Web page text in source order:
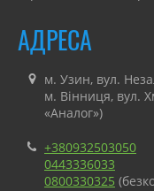
АДРЕСА
м. Узин, вул.
м. Вінниця, вул.
«Аналог»)
+380932503050
0443336033
0800330325